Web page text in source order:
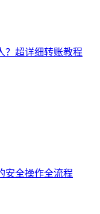
？超详细转账教程
安全操作全流程